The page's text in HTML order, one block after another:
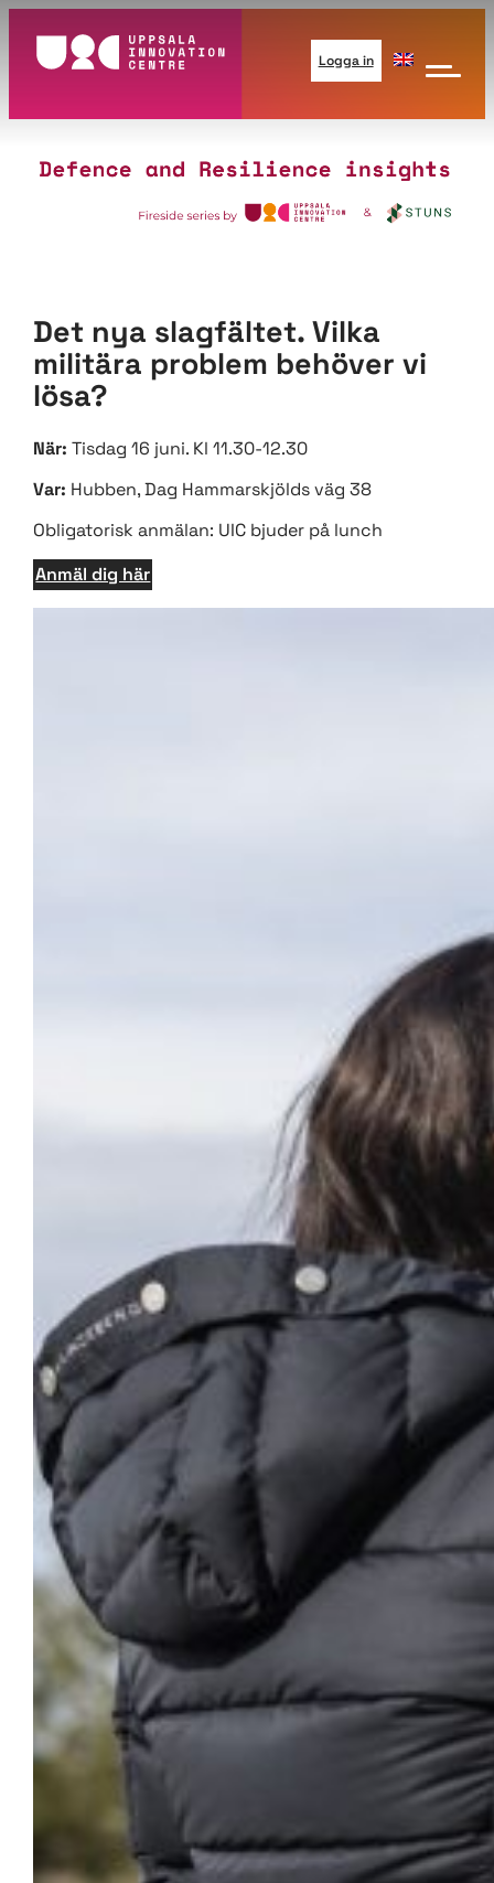
innehåll
Logga in
Det nya slagfältet. Vilka
militära problem behöver vi
lösa?
När: Tisdag 16 juni. Kl 11.30-12.30
Var: Hubben, Dag Hammarskjölds väg 38
Obligatorisk anmälan: UIC bjuder på lunch
Anmäl dig här